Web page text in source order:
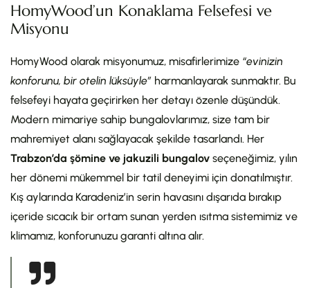
HomyWood’un Konaklama Felsefesi ve
Misyonu
HomyWood olarak misyonumuz, misafirlerimize “evinizin
konforunu, bir otelin lüksüyle” harmanlayarak sunmaktır. Bu
felsefeyi hayata geçirirken her detayı özenle düşündük.
Modern mimariye sahip bungalovlarımız, size tam bir
mahremiyet alanı sağlayacak şekilde tasarlandı. Her
Trabzon’da şömine ve jakuzili bungalov seçeneğimiz, yılın
her dönemi mükemmel bir tatil deneyimi için donatılmıştır.
Kış aylarında Karadeniz’in serin havasını dışarıda bırakıp
içeride sıcacık bir ortam sunan yerden ısıtma sistemimiz ve
klimamız, konforunuzu garanti altına alır.